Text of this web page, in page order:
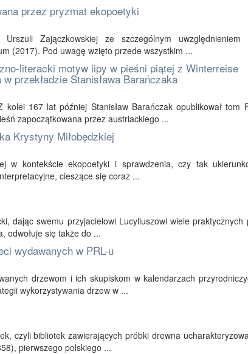
przez pryzmat ekopoetyki
Zajączkowskiej ze szczególnym uwzględnieniem
(2017). Pod uwagę wzięto przede wszystkim ...
literacki motyw lipy w pieśni piątej z Winterreise
przekładzie Stanisława Barańczaka
167 lat później Stanisław Barańczak opublikował tom
zapoczątkowana przez austriackiego ...
Krystyny Miłobędzkiej
w kontekście ekopoetyki i sprawdzenia, czy tak
cieszące się coraz ...
dając swemu przyjacielowi Lucyliuszowi wiele praktycznych
odwołuje się także do ...
wydawanych w PRL-u
drzewom i ich skupiskom w kalendarzach
wykorzystywania drzew w ...
czyli bibliotek zawierających próbki drewna
pierwszego polskiego ...